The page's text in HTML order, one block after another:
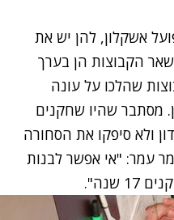
אשקלון, להן יש את
הקבוצות הן בערך
שהלכו על עונה
מסתבר שהיו שחקנים
ולא סיפקו את הסחורה
עמר: "אי אפשר לבנות
שנה".